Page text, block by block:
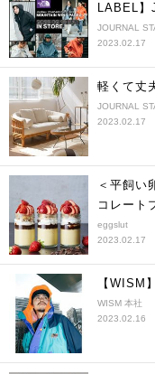
LABEL】
JOURNAL
2023.02.17
軽くて丈
JOURNAL
2023.02.17
＜平飼い
コレート
eggslut
2023.02.17
【WISM
WISM 本社
2023.02.16